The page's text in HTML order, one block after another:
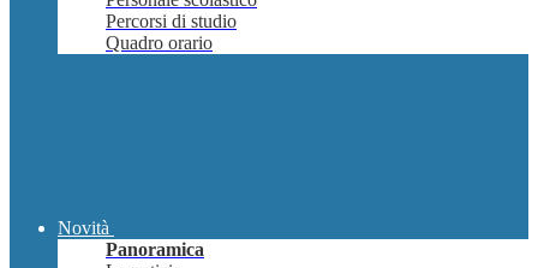
Percorsi di studio
Quadro orario
Novità
Panoramica